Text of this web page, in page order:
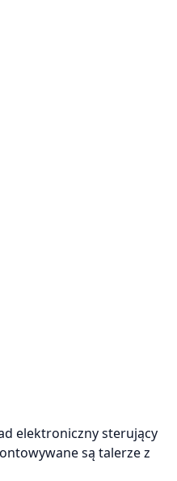
elektroniczny sterujący
są talerze z